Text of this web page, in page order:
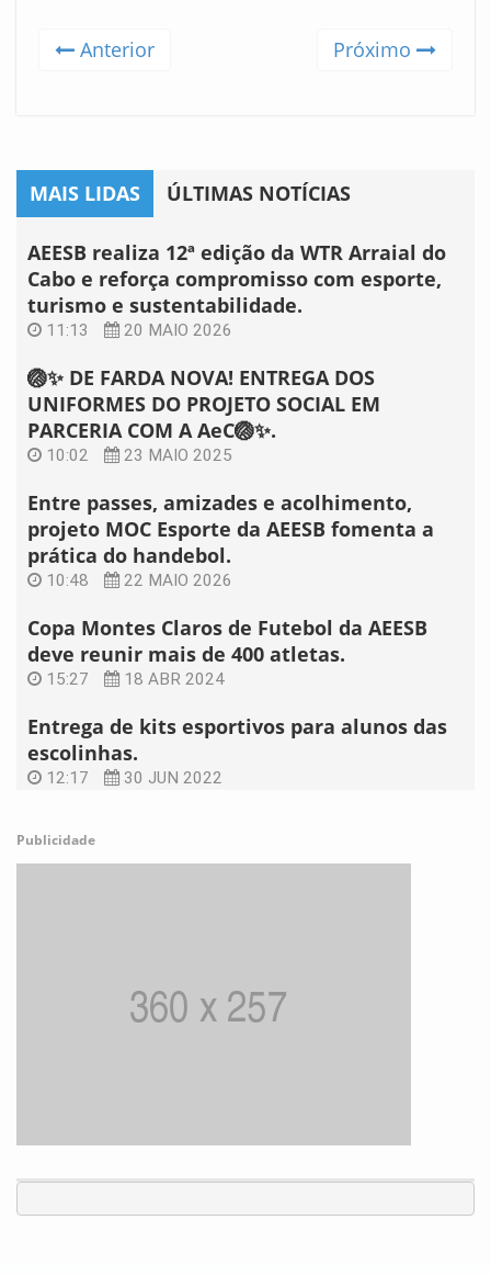
Anterior Próximo
MAIS LIDAS ÚLTIMAS NOTÍCIAS
AEESB realiza 12ª edição da WTR Arraial do
Cabo e reforça compromisso com esporte,
turismo e sustentabilidade.
11:13 20 MAIO 2026
🏐✨ DE FARDA NOVA! ENTREGA DOS
UNIFORMES DO PROJETO SOCIAL EM
PARCERIA COM A AeC🏐✨.
10:02 23 MAIO 2025
Entre passes, amizades e acolhimento,
projeto MOC Esporte da AEESB fomenta a
prática do handebol.
10:48 22 MAIO 2026
Copa Montes Claros de Futebol da AEESB
deve reunir mais de 400 atletas.
15:27 18 ABR 2024
Entrega de kits esportivos para alunos das
escolinhas.
12:17 30 JUN 2022
Publicidade